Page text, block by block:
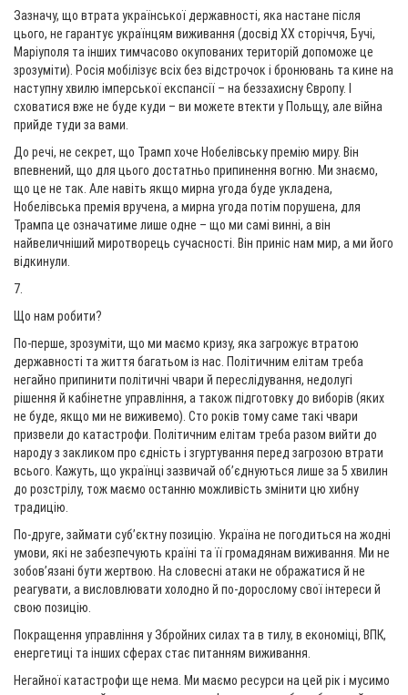
Зазначу, що втрата української державності, яка настане після
цього, не гарантує українцям виживання (досвід ХХ сторіччя, Бучі,
Маріуполя та інших тимчасово окупованих територій допоможе це
зрозуміти). Росія мобілізує всіх без відстрочок і бронювань та кине на
наступну хвилю імперської експансії – на беззахисну Європу. І
сховатися вже не буде куди – ви можете втекти у Польщу, але війна
прийде туди за вами.
До речі, не секрет, що Трамп хоче Нобелівську премію миру. Він
впевнений, що для цього достатньо припинення вогню. Ми знаємо,
що це не так. Але навіть якщо мирна угода буде укладена,
Нобелівська премія вручена, а мирна угода потім порушена, для
Трампа це означатиме лише одне – що ми самі винні, а він
найвеличніший миротворець сучасності. Він приніс нам мир, а ми його
відкинули.
7.
Що нам робити?
По-перше, зрозуміти, що ми маємо кризу, яка загрожує втратою
державності та життя багатьом із нас. Політичним елітам треба
негайно припинити політичні чвари й переслідування, недолугі
рішення й кабінетне управління, а також підготовку до виборів (яких
не буде, якщо ми не виживемо). Сто років тому саме такі чвари
призвели до катастрофи. Політичним елітам треба разом вийти до
народу з закликом про єдність і згуртування перед загрозою втрати
всього. Кажуть, що українці зазвичай об’єднуються лише за 5 хвилин
до розстрілу, тож маємо останню можливість змінити цю хибну
традицію.
По-друге, займати суб’єктну позицію. Україна не погодиться на жодні
умови, які не забезпечують країні та її громадянам виживання. Ми не
зобов’язані бути жертвою. На словесні атаки не ображатися й не
реагувати, а висловлювати холодно й по-дорослому свої інтереси й
свою позицію.
Покращення управління у Збройних силах та в тилу, в економіці, ВПК,
енергетиці та інших сферах стає питанням виживання.
Негайної катастрофи ще нема. Ми маємо ресурси на цей рік і мусимо